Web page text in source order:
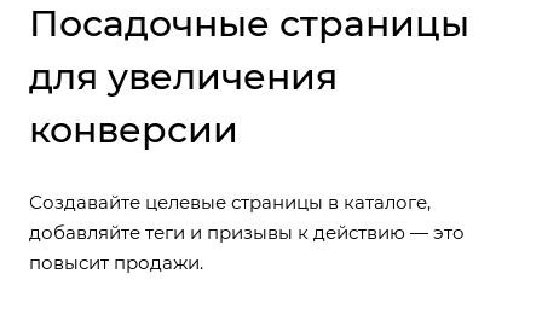
Посадочные страницы
для увеличения
конверсии
Создавайте целевые страницы в каталоге,
добавляйте теги и призывы к действию — это
повысит продажи.